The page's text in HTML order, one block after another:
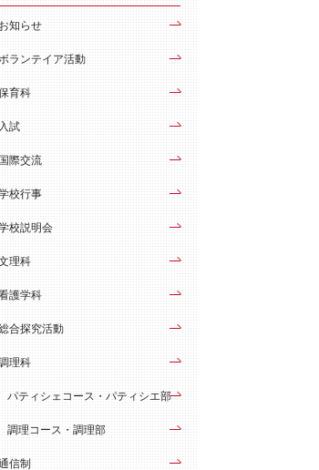
お知らせ
ボランテイア活動
育科
入試
国際交流
校行事
校説明会
理科
護学科
合探究活動
理科
パティシェコース・パティシエ部
調理コース・調理部
信制